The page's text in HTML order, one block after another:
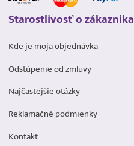
Starostlivosť o zákaznika
Kde je moja objednávka
Odstúpenie od zmluvy
Najčastejšie otázky
Reklamačné podmienky
Kontakt